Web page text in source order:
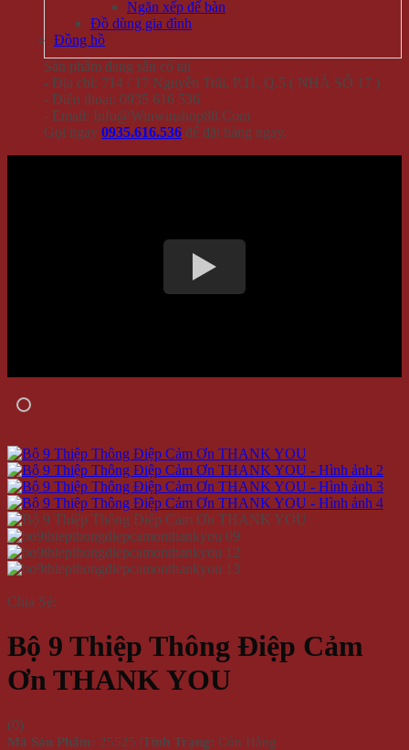
Ngăn xếp để bàn
Đồ dùng gia đình
Đồng hồ
Sản phẩm đang sẵn có tại
- Địa chỉ: 714 / 17 Nguyễn Trãi, P.11, Q.5 ( NHÀ SỐ 17 )
- Điện thoại: 0935 616 536
- Email: Info@Winwinshop88.Com
Gọi ngay 0935.616.536 để đặt hàng ngay.
Chia Sẻ:
Bộ 9 Thiệp Thông Điệp Cảm
Ơn THANK YOU
(0)
Mã Sản Phẩm: 25525 |Tình Trạng: Còn Hàng